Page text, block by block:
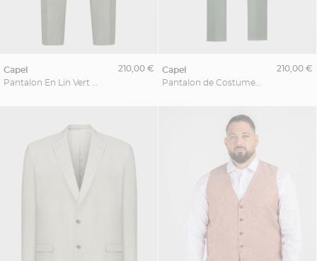
capel
210,00 €
capel
210,00 €